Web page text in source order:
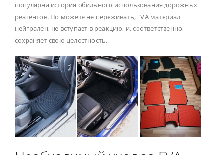
популярна история обильного использования дорожных
реагентов. Но можете не переживать, EVA материал
нейтрален, не вступает в реакцию, и, соответственно,
сохраняет свою целостность.